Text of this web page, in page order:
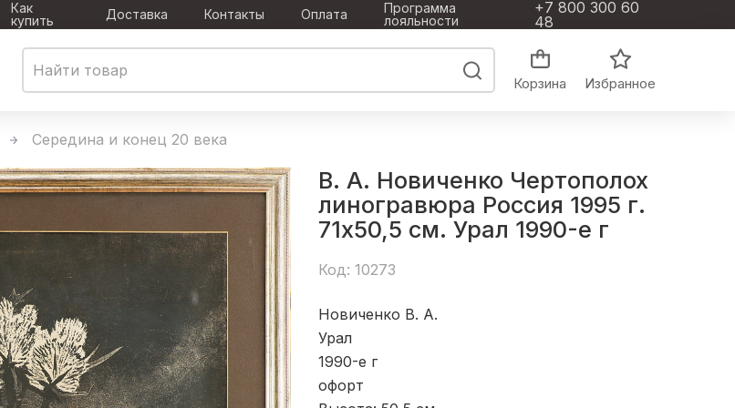
Как
купить
Доставка Контакты Оплата
Программа
лояльности
+7 800 300 60
48
Корзина Избранное
Середина и конец 20 века
В. А. Новиченко Чертополох
линогравюра Россия 1995 г.
71x50,5 см. Урал 1990-е г
Код: 10273
Новиченко В. А.
Урал
1990-е г
офорт